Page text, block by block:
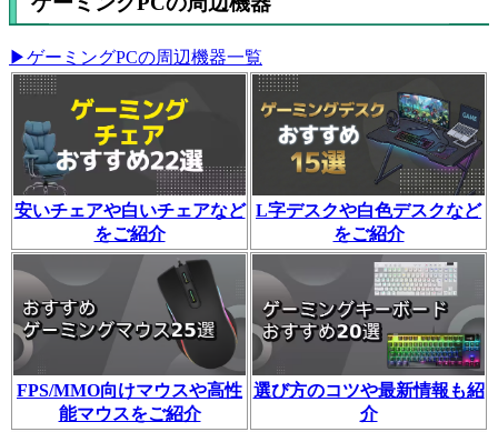
▶ゲーミングPCの周辺機器一覧
安いチェアや白いチェアなど
をご紹介
L字デスクや白色デスクなど
をご紹介
FPS/MMO向けマウスや高性
能マウスをご紹介
選び方のコツや最新情報も紹
介